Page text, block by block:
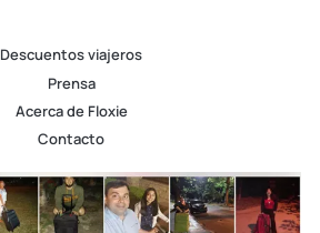
Descuentos viajeros
Prensa
Acerca de Floxie
Contacto